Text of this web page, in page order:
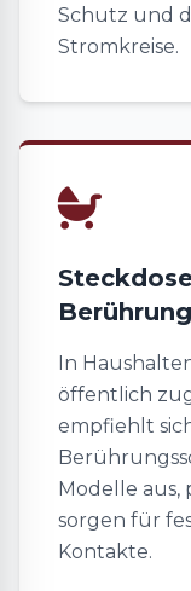
Schutz und
Stromkreise.
In
öffentlich
empfiehlt
Modelle
sorgen für
Kontakte.